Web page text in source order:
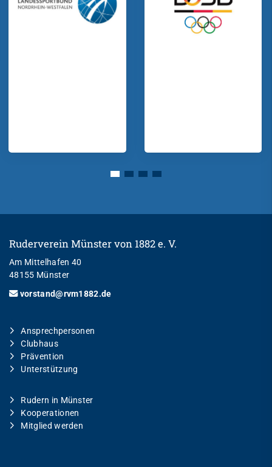
Ruderverein Münster von 1882 e. V.
Am Mittelhafen 40
48155 Münster
vorstand@rvm1882.de
Ansprechpersonen
Clubhaus
Prävention
Unterstützung
Rudern in Münster
Kooperationen
Mitglied werden